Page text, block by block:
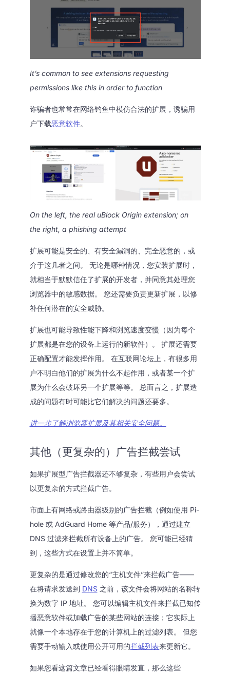
It’s common to see extensions requesting
permissions like this in order to function
诈骗者也常常在网络钓鱼中模仿合法的扩展，诱骗用
户下载恶意软件。
On the left, the real uBlock Origin extension; on
the right, a phishing attempt
扩展可能是安全的、有安全漏洞的、完全恶意的，或
介于这几者之间。 无论是哪种情况，您安装扩展时，
就相当于默默信任了扩展的开发者，并同意其处理您
浏览器中的敏感数据。 您还需要负责更新扩展，以修
补任何潜在的安全威胁。
扩展也可能导致性能下降和浏览速度变慢（因为每个
扩展都是在您的设备上运行的新软件）。 扩展还需要
正确配置才能发挥作用。 在互联网论坛上，有很多用
户不明白他们的扩展为什么不起作用，或者某一个扩
展为什么会破坏另一个扩展等等。 总而言之，扩展造
成的问题有时可能比它们解决的问题还要多。
进一步了解浏览器扩展及其相关安全问题。
其他（更复杂的）广告拦截尝试
如果扩展型广告拦截器还不够复杂，有些用户会尝试
以更复杂的方式拦截广告。
市面上有网络或路由器级别的广告拦截（例如使用 Pi-
hole 或 AdGuard Home 等产品/服务），通过建立
DNS 过滤来拦截所有设备上的广告。 您可能已经猜
到，这些方式在设置上并不简单。
更复杂的是通过修改您的“主机文件”来拦截广告——
在将请求发送到 DNS之前，该文件会将网站的名称转
换为数字 IP 地址。 您可以编辑主机文件来拦截已知传
播恶意软件或加载广告的某些网站的连接；它实际上
就像一个本地存在于您的计算机上的过滤列表。 但您
需要手动输入或使用公开可用的拦截列表来更新它。
如果您看这篇文章已经看得眼睛发直，那么这些